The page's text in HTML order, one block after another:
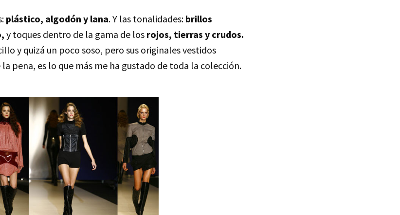
plástico, algodón y lana. Y las tonalidades: brillos
y toques dentro de la gama de los rojos, tierras y crudos.
y quizá un poco soso, pero sus originales vestidos
pena, es lo que más me ha gustado de toda la colección.